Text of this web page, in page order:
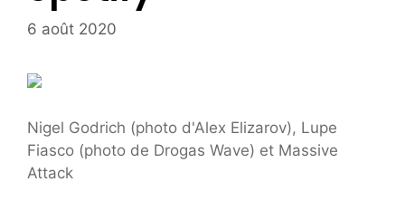
6 août 2020
Nigel Godrich (photo d'Alex Elizarov), Lupe
Fiasco (photo de Drogas Wave) et Massive
Attack